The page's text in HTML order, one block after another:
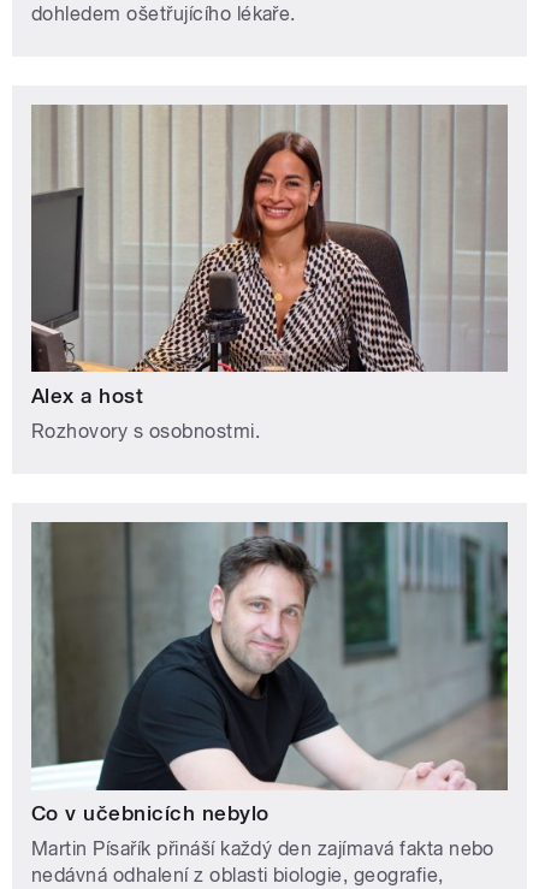
dohledem ošetřujícího lékaře.
Alex a host
Rozhovory s osobnostmi.
Co v učebnicích nebylo
Martin Písařík přináší každý den zajímavá fakta nebo
nedávná odhalení z oblasti biologie, geografie,